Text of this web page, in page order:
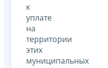
к
уплате
на
территории
этих
муниципальных